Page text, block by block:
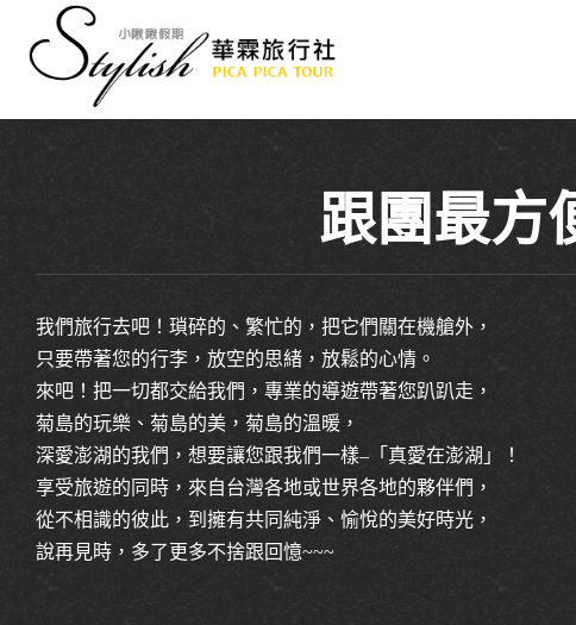
跟團最方
我們旅行去吧！瑣碎的、繁忙的，把它們關在機艙外，
只要帶著您的行李，放空的思緒，放鬆的心情。
來吧！把一切都交給我們，專業的導遊帶著您趴趴走，
菊島的玩樂、菊島的美，菊島的溫暖，
深愛澎湖的我們，想要讓您跟我們一樣–「真愛在澎湖」！
享受旅遊的同時，來自台灣各地或世界各地的夥伴們，
從不相識的彼此，到擁有共同純淨、愉悅的美好時光，
說再見時，多了更多不捨跟回憶~~~